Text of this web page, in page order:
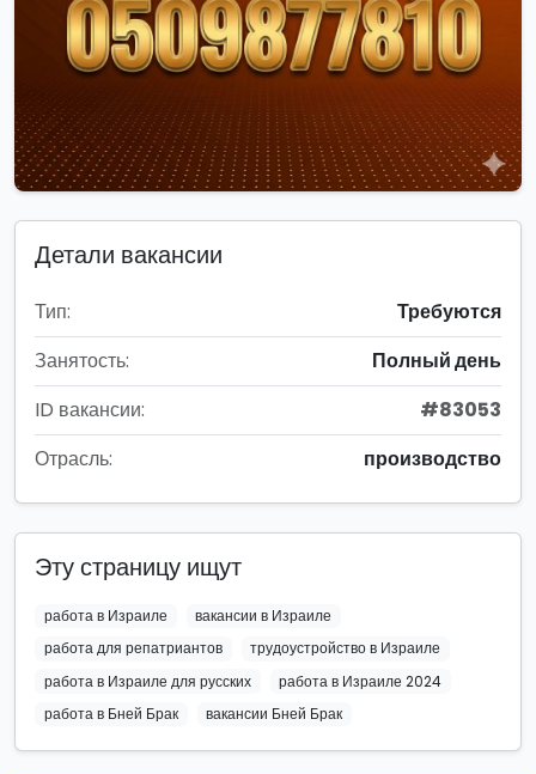
Детали вакансии
Тип:
Требуются
Занятость:
Полный день
ID вакансии:
#83053
Отрасль:
производство
Эту страницу ищут
работа в Израиле
вакансии в Израиле
работа для репатриантов
трудоустройство в Израиле
работа в Израиле для русских
работа в Израиле 2024
работа в Бней Брак
вакансии Бней Брак